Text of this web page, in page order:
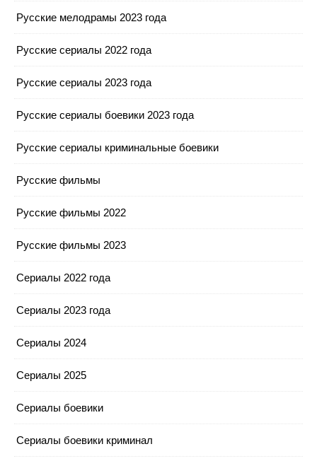
Русские мелодрамы 2023 года
Русские сериалы 2022 года
Русские сериалы 2023 года
Русские сериалы боевики 2023 года
Русские сериалы криминальные боевики
Русские фильмы
Русские фильмы 2022
Русские фильмы 2023
Сериалы 2022 года
Сериалы 2023 года
Сериалы 2024
Сериалы 2025
Сериалы боевики
Сериалы боевики криминал